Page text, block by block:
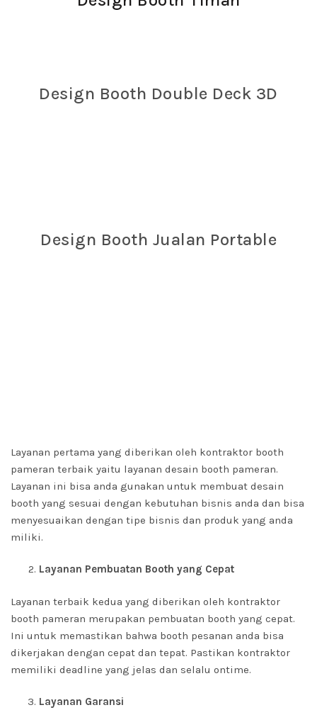
Design Booth Double Deck 3D
Design Booth Jualan Portable
Layanan pertama yang diberikan oleh kontraktor booth
pameran terbaik yaitu layanan desain booth pameran.
Layanan ini bisa anda gunakan untuk membuat desain
booth yang sesuai dengan kebutuhan bisnis anda dan bisa
menyesuaikan dengan tipe bisnis dan produk yang anda
miliki.
Layanan Pembuatan Booth yang Cepat
Layanan terbaik kedua yang diberikan oleh kontraktor
booth pameran merupakan pembuatan booth yang cepat.
Ini untuk memastikan bahwa booth pesanan anda bisa
dikerjakan dengan cepat dan tepat. Pastikan kontraktor
memiliki deadline yang jelas dan selalu ontime.
Layanan Garansi